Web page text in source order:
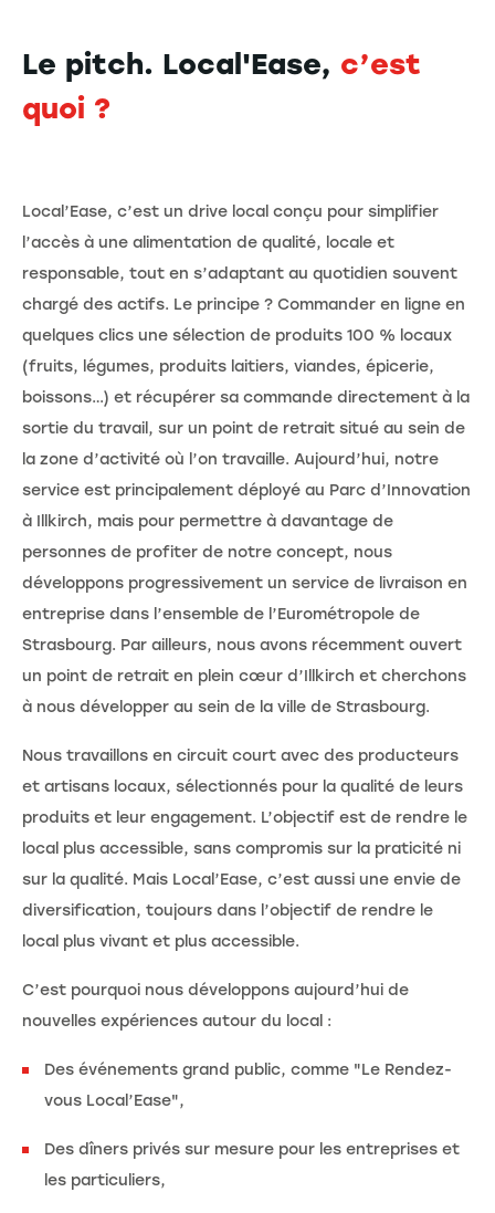
Le pitch. Local'Ease, c’est
quoi ?
Local’Ease, c’est un drive local conçu pour simplifier
l’accès à une alimentation de qualité, locale et
responsable, tout en s’adaptant au quotidien souvent
chargé des actifs. Le principe ? Commander en ligne en
quelques clics une sélection de produits 100 % locaux
(fruits, légumes, produits laitiers, viandes, épicerie,
boissons…) et récupérer sa commande directement à la
sortie du travail, sur un point de retrait situé au sein de
la zone d’activité où l’on travaille. Aujourd’hui, notre
service est principalement déployé au Parc d’Innovation
à Illkirch, mais pour permettre à davantage de
personnes de profiter de notre concept, nous
développons progressivement un service de livraison en
entreprise dans l’ensemble de l’Eurométropole de
Strasbourg. Par ailleurs, nous avons récemment ouvert
un point de retrait en plein cœur d’Illkirch et cherchons
à nous développer au sein de la ville de Strasbourg.
Nous travaillons en circuit court avec des producteurs
et artisans locaux, sélectionnés pour la qualité de leurs
produits et leur engagement. L’objectif est de rendre le
local plus accessible, sans compromis sur la praticité ni
sur la qualité. Mais Local’Ease, c’est aussi une envie de
diversification, toujours dans l’objectif de rendre le
local plus vivant et plus accessible.
C’est pourquoi nous développons aujourd’hui de
nouvelles expériences autour du local :
Des événements grand public, comme "Le Rendez-
vous Local’Ease",
Des dîners privés sur mesure pour les entreprises et
les particuliers,